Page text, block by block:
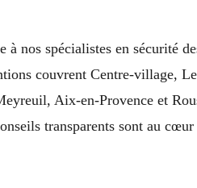
spécialistes en sécurité
couvrent Centre-village,
Aix-en-Provence et
transparents sont au